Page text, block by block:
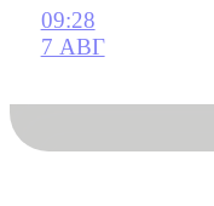
09:28
7 АВГ